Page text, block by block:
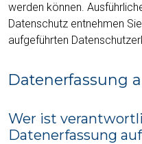
werden können.
Datenschutz entnehmen
aufgeführten
Datenerfassung
Wer ist
Datenerfassung